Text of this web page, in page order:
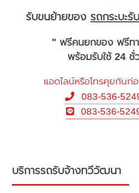
รับขนย้ายของ รถกระบะ
" ฟรีคนยกของ ฟรีท
พร้อมรับใช้ 24 ชั่
แอดไลน์หรือโทรคุยกันก่
083-536-
083-536-
บริการรถรับจ้างทวีวัฒนา